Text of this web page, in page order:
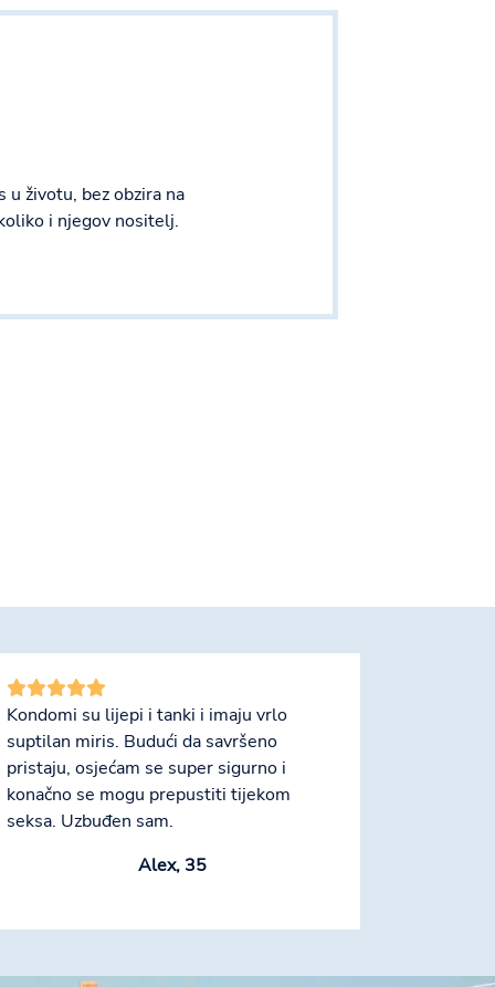
u životu, bez obzira na
i njegov nositelj.
Kondomi su lijepi i tanki i imaju vrlo
suptilan miris. Budući da savršeno
pristaju, osjećam se super sigurno i
konačno se mogu prepustiti tijekom
seksa. Uzbuđen sam.
Alex, 35